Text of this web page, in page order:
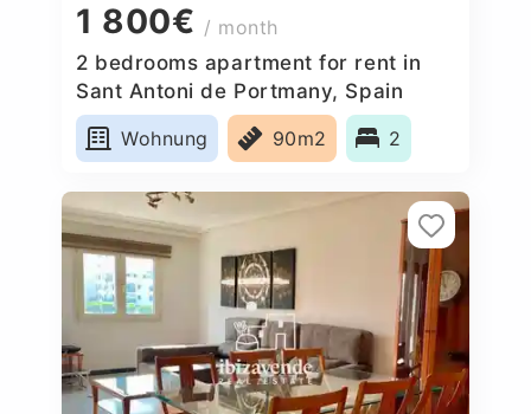
1 800€ / month
2 bedrooms apartment for rent in
Sant Antoni de Portmany, Spain
Wohnung
90m2 2